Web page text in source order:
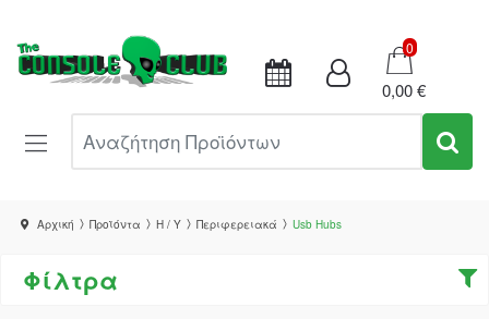
Καλάθι
0
0,00 €
Αρχική Προϊόντα Η / Υ Περιφερειακά Usb Hubs
Φίλτρα